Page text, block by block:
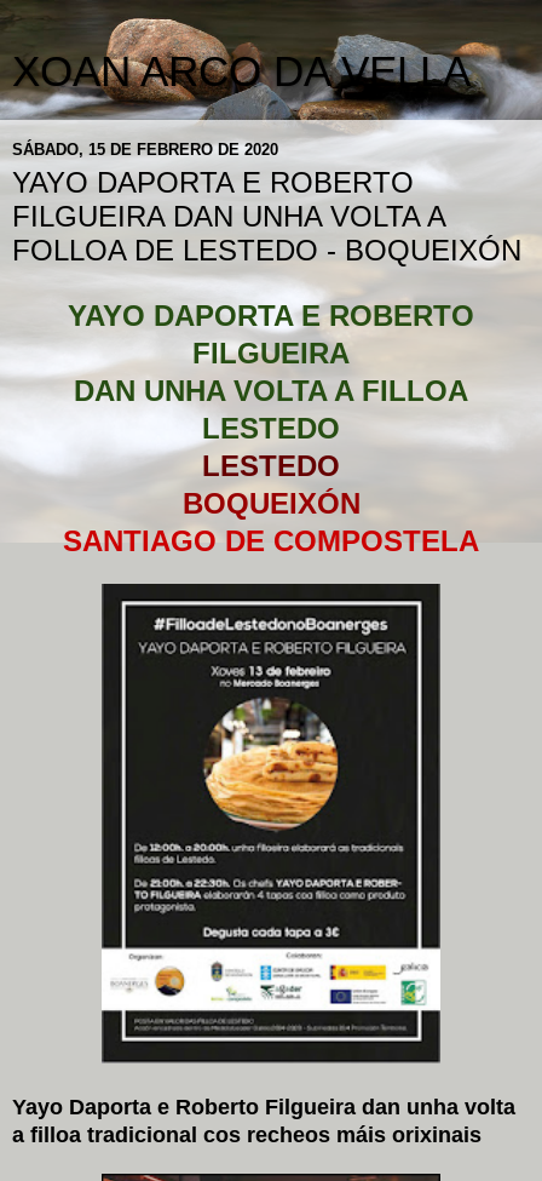
XOAN ARCO DA VELLA
SÁBADO, 15 DE FEBRERO DE 2020
YAYO DAPORTA E ROBERTO
FILGUEIRA DAN UNHA VOLTA A
FOLLOA DE LESTEDO - BOQUEIXÓN
YAYO DAPORTA E ROBERTO
FILGUEIRA
DAN UNHA VOLTA A FILLOA
LESTEDO
LESTEDO
BOQUEIXÓN
SANTIAGO DE COMPOSTELA
Yayo Daporta e Roberto Filgueira dan unha volta
a filloa tradicional cos recheos máis orixinais